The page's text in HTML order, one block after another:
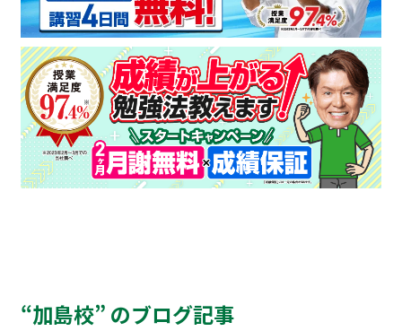
“加島校” のブログ記事